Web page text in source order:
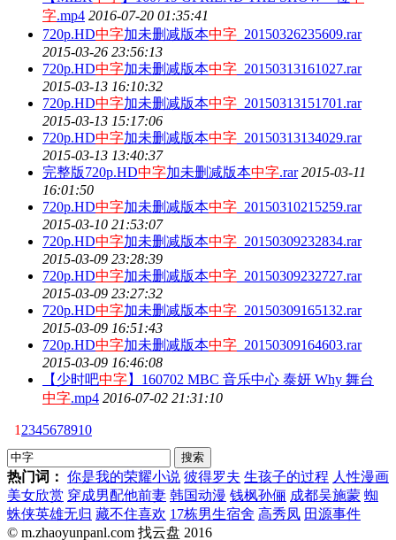
字.mp4 2016-07-20 01:35:41
720p.HD中字加未删减版本中字 _20150326235609.rar
2015-03-26 23:56:13
720p.HD中字加未删减版本中字 _20150313161027.rar
2015-03-13 16:10:32
720p.HD中字加未删减版本中字 _20150313151701.rar
2015-03-13 15:17:06
720p.HD中字加未删减版本中字 _20150313134029.rar
2015-03-13 13:40:37
完整版720p.HD中字加未删减版本中字.rar 2015-03-11
16:01:50
720p.HD中字加未删减版本中字 _20150310215259.rar
2015-03-10 21:53:07
720p.HD中字加未删减版本中字 _20150309232834.rar
2015-03-09 23:28:39
720p.HD中字加未删减版本中字 _20150309232727.rar
2015-03-09 23:27:32
720p.HD中字加未删减版本中字 _20150309165132.rar
2015-03-09 16:51:43
720p.HD中字加未删减版本中字 _20150309164603.rar
2015-03-09 16:46:08
【少时吧中字】160702 MBC 音乐中心 泰妍 Why 舞台
中字.mp4 2016-07-02 21:31:10
1 2345678910
热门词： 你是我的荣耀小说 彼得罗夫 生孩子的过程 人性漫画
美女欣赏 穿成男配他前妻 韩国动漫 钱枫孙俪 成都吴施蒙 蜘
蛛侠英雄无归 藏不住喜欢 17栋男生宿舍 高秀凤 田源事件
© m.zhaoyunpanl.com 找云盘 2016